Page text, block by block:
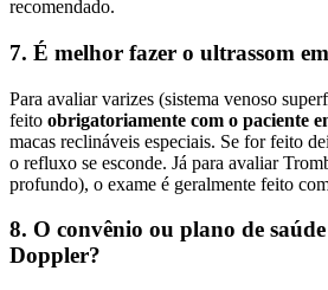
recomendado.
7. É melhor fazer o ultrassom
Para avaliar varizes (sistema venoso
feito obrigatoriamente com o paciente
macas reclináveis especiais. Se for feito
o refluxo se esconde. Já para avaliar
profundo), o exame é geralmente feito
8. O convênio ou plano de
Doppler?